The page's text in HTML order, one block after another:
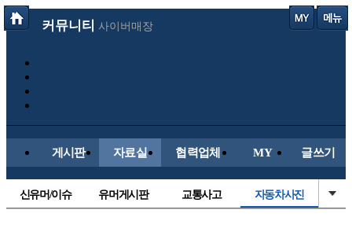
커뮤니티 사이버매장
게시판 자료실 협력업체 MY 글쓰기
신유머/이슈 유머게시판 교통사고 자동차사진